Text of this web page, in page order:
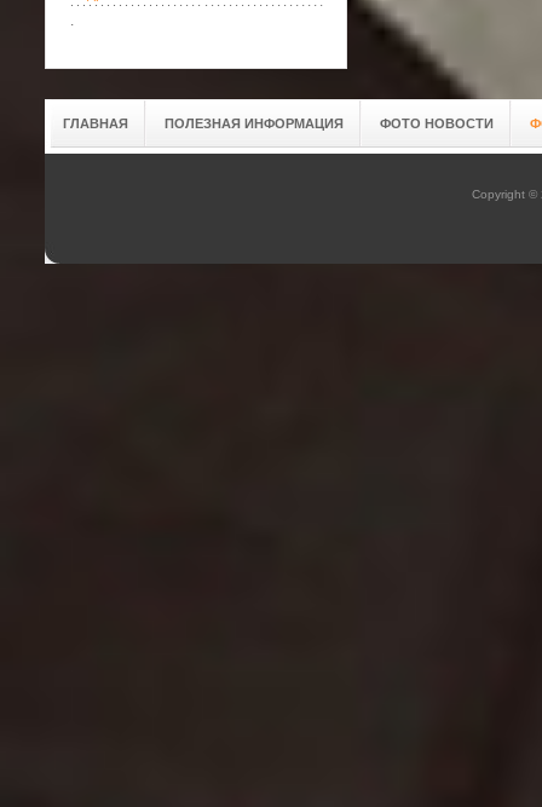
.
ГЛАВНАЯ ПОЛЕЗНАЯ ИНФОРМАЦИЯ ФОТО НОВОСТИ
Copyright ©